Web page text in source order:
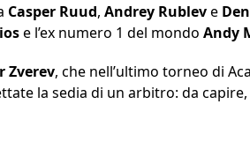
Casper Ruud, Andrey Rubleve
e l’ex numero 1 del mondo Andy
Zverev, che nell’ultimo torneo di
la sedia di un arbitro: da